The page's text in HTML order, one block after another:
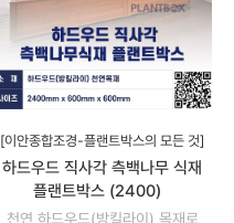
[이안종합조경-플랜트박스의 모든 것]
하드우드 직사각 측백나무 식재
플랜트박스 (2400)
천연 하드우드(방킬라이) 목재로